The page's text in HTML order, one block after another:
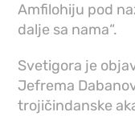
Amfilohiju pod
dalje sa nama“.
Svetigora je
Jefrema
trojičindanske